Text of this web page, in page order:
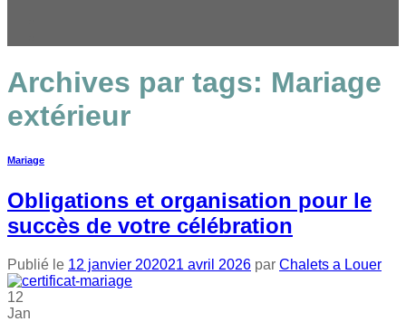
Archives par tags: Mariage
extérieur
Mariage
Obligations et organisation pour le
succès de votre célébration
Publié le 12 janvier 202021 avril 2026 par Chalets a Louer
12
Jan